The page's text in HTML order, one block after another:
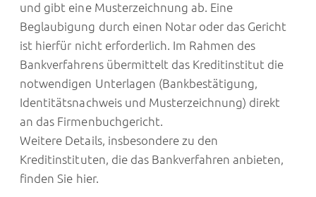
und gibt eine Musterzeichnung ab. Eine
Beglaubigung durch einen Notar oder das Gericht
ist hierfür nicht erforderlich. Im Rahmen des
Bankverfahrens übermittelt das Kreditinstitut die
notwendigen Unterlagen (Bankbestätigung,
Identitätsnachweis und Musterzeichnung) direkt
an das Firmenbuchgericht.
Weitere Details, insbesondere zu den
Kreditinstituten, die das Bankverfahren anbieten,
finden Sie hier.